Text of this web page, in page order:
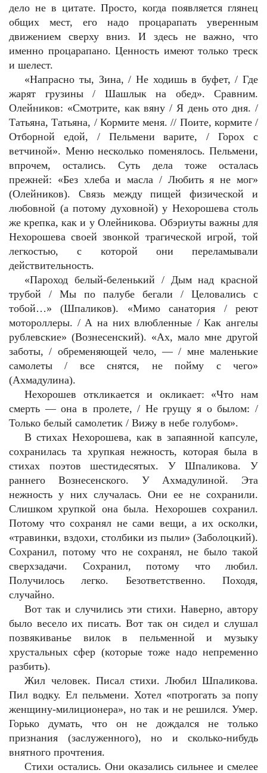
дело не в цитате. Просто, когда появляется глянец
общих мест, его надо процарапать уверенным
движением сверху вниз. И здесь не важно, что
именно процарапано. Ценность имеют только треск
и шелест.
«Напрасно ты, Зина, / Не ходишь в буфет, / Где
жарят грузины / Шашлык на обед». Сравним.
Олейников: «Смотрите, как вяну / Я день ото дня. /
Татьяна, Татьяна, / Кормите меня. // Поите, кормите /
Отборной едой, / Пельмени варите, / Горох с
ветчиной». Меню несколько поменялось. Пельмени,
впрочем, остались. Суть дела тоже осталась
прежней: «Без хлеба и масла / Любить я не мог»
(Олейников). Связь между пищей физической и
любовной (а потому духовной) у Нехорошева столь
же крепка, как и у Олейникова. Обэриуты важны для
Нехорошева своей звонкой трагической игрой, той
легкостью, с которой они переламывали
действительность.
«Пароход белый-беленький / Дым над красной
трубой / Мы по палубе бегали / Целовались с
тобой…» (Шпаликов). «Мимо санатория / реют
мотороллеры. / А на них влюбленные / Как ангелы
рублевские» (Вознесенский). «Ах, мало мне другой
заботы, / обременяющей чело, — / мне маленькие
самолеты / все снятся, не пойму с чего»
(Ахмадулина).
Нехорошев откликается и окликает: «Что нам
смерть — она в пролете, / Не грущу я о былом: /
Только белый самолетик / Вижу в небе голубом».
В стихах Нехорошева, как в запаянной капсуле,
сохранилась та хрупкая нежность, которая была в
стихах поэтов шестидесятых. У Шпаликова. У
раннего Вознесенского. У Ахмадулиной. Эта
нежность у них случалась. Они ее не сохранили.
Слишком хрупкой она была. Нехорошев сохранил.
Потому что сохранял не сами вещи, а их осколки,
«травинки, вздохи, столбики из пыли» (Заболоцкий).
Сохранил, потому что не сохранял, не было такой
сверхзадачи. Сохранил, потому что любил.
Получилось легко. Безответственно. Походя,
случайно.
Вот так и случились эти стихи. Наверно, автору
было весело их писать. Вот так он сидел и слушал
позвякиванье вилок в пельменной и музыку
хрустальных сфер (которые тоже надо непременно
разбить).
Жил человек. Писал стихи. Любил Шпаликова.
Пил водку. Ел пельмени. Хотел «потрогать за попу
женщину-милиционера», но так и не решился. Умер.
Горько думать, что он не дождался не только
признания (заслуженного), но и сколько-нибудь
внятного прочтения.
Стихи остались. Они оказались сильнее и смелее